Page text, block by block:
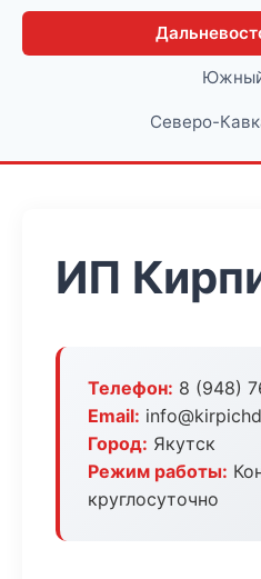
Северо-
ИП
Телефон: 8 (948)
Email:
Город: Якутск
Режим работы:
круглосуточно